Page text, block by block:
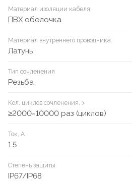
Материал изоляции кабеля
ПВХ оболочка
Материал внутреннего проводника
Латунь
Тип сочленения
Резьба
Кол. циклов сочленения, >
≥2000~10000 раз (циклов)
Ток, А
1.5
Степень защиты
IP67/IP68